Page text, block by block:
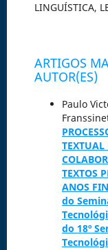
LINGUÍSTICA,
ARTIGOS
AUTOR(ES)
Paulo
TEXTUAL
TEXTOS
ANOS
do
do 18º